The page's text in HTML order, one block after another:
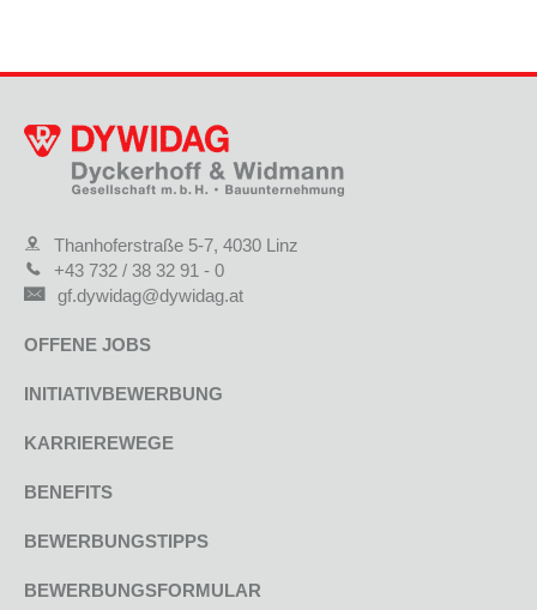
Thanhoferstraße 5-7, 4030 Linz
+43 732 / 38 32 91 - 0
gf.dywidag@dywidag.at
OFFENE JOBS
INITIATIVBEWERBUNG
KARRIEREWEGE
BENEFITS
BEWERBUNGSTIPPS
BEWERBUNGSFORMULAR